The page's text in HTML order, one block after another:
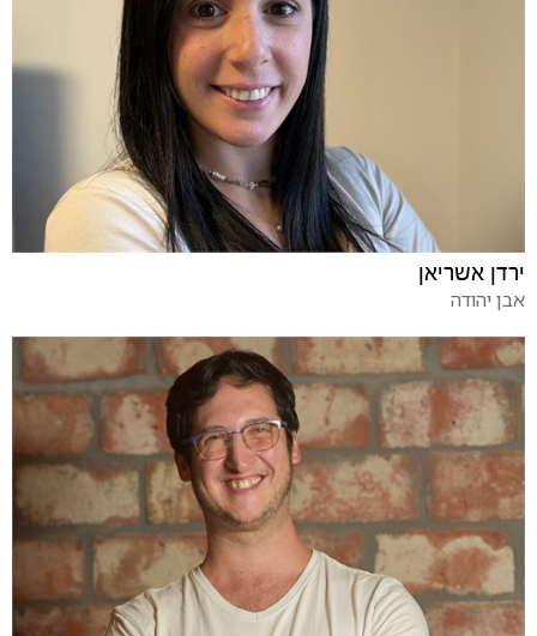
ירדן אשריאן
אבן יהודה